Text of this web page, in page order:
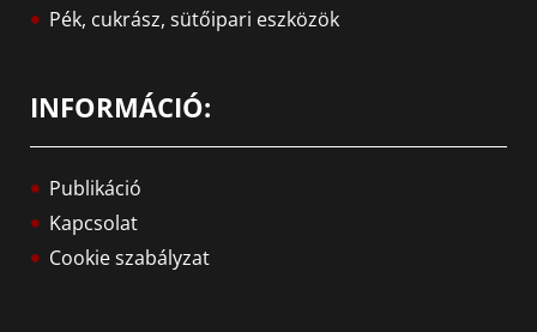
Pék, cukrász, sütőipari eszközök
INFORMÁCIÓ:
Publikáció
Kapcsolat
Cookie szabályzat